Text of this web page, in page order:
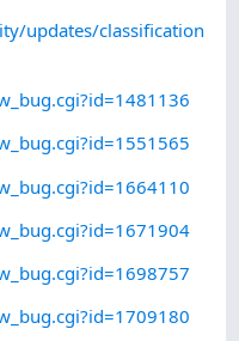
updates/classification